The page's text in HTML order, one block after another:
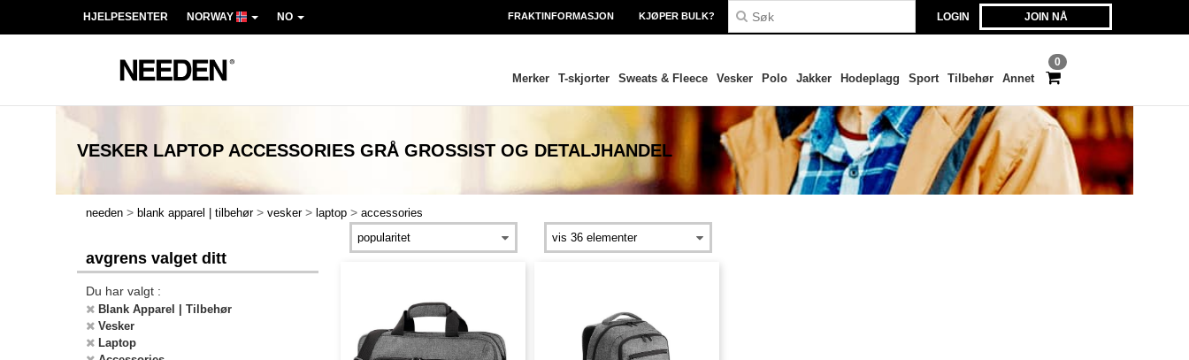
LOGIN JOIN NÅ
HJELPESENTER NORWAY NO FRAKTINFORMASJON KJØPER BULK?
0
Merker T-skjorter Sweats & Fleece Vesker Polo Jakker Hodeplagg Sport Tilbehør Annet
VESKER LAPTOP ACCESSORIES GRÅ GROSSIST OG DETALJHANDEL
needen > blank apparel | tilbehør > vesker > laptop > accessories
avgrens valget ditt
Du har valgt :
Blank Apparel | Tilbehør
Vesker
Laptop